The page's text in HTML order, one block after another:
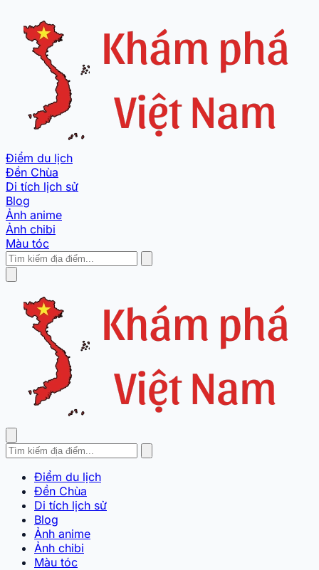
Điểm du lịch
Đền Chùa
Di tích lịch sử
Blog
Ảnh anime
Ảnh chibi
Màu tóc
Điểm du lịch
Đền Chùa
Di tích lịch sử
Blog
Ảnh anime
Ảnh chibi
Màu tóc